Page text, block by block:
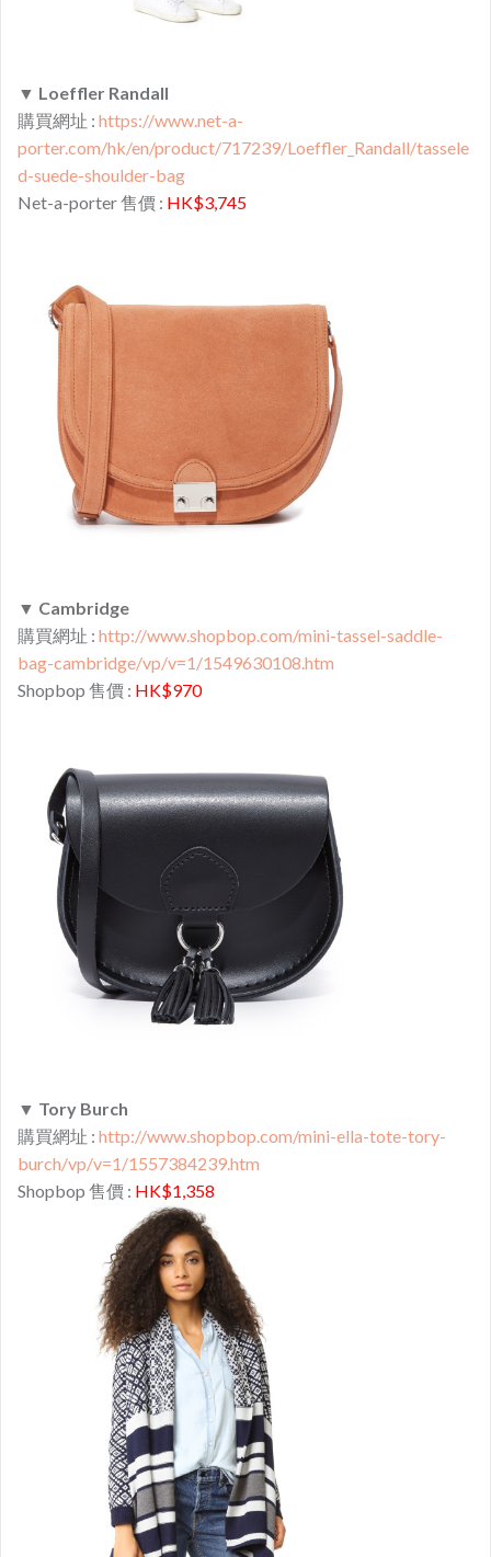
▼ Loeffler Randall
購買網址 : https://www.net-a-
porter.com/hk/en/product/717239/Loeffler_Randall/tassele
d-suede-shoulder-bag
Net-a-porter 售價 : HK$3,745
▼ Cambridge
購買網址 : http://www.shopbop.com/mini-tassel-saddle-
bag-cambridge/vp/v=1/1549630108.htm
Shopbop 售價 : HK$970
▼ Tory Burch
購買網址 : http://www.shopbop.com/mini-ella-tote-tory-
burch/vp/v=1/1557384239.htm
Shopbop 售價 : HK$1,358